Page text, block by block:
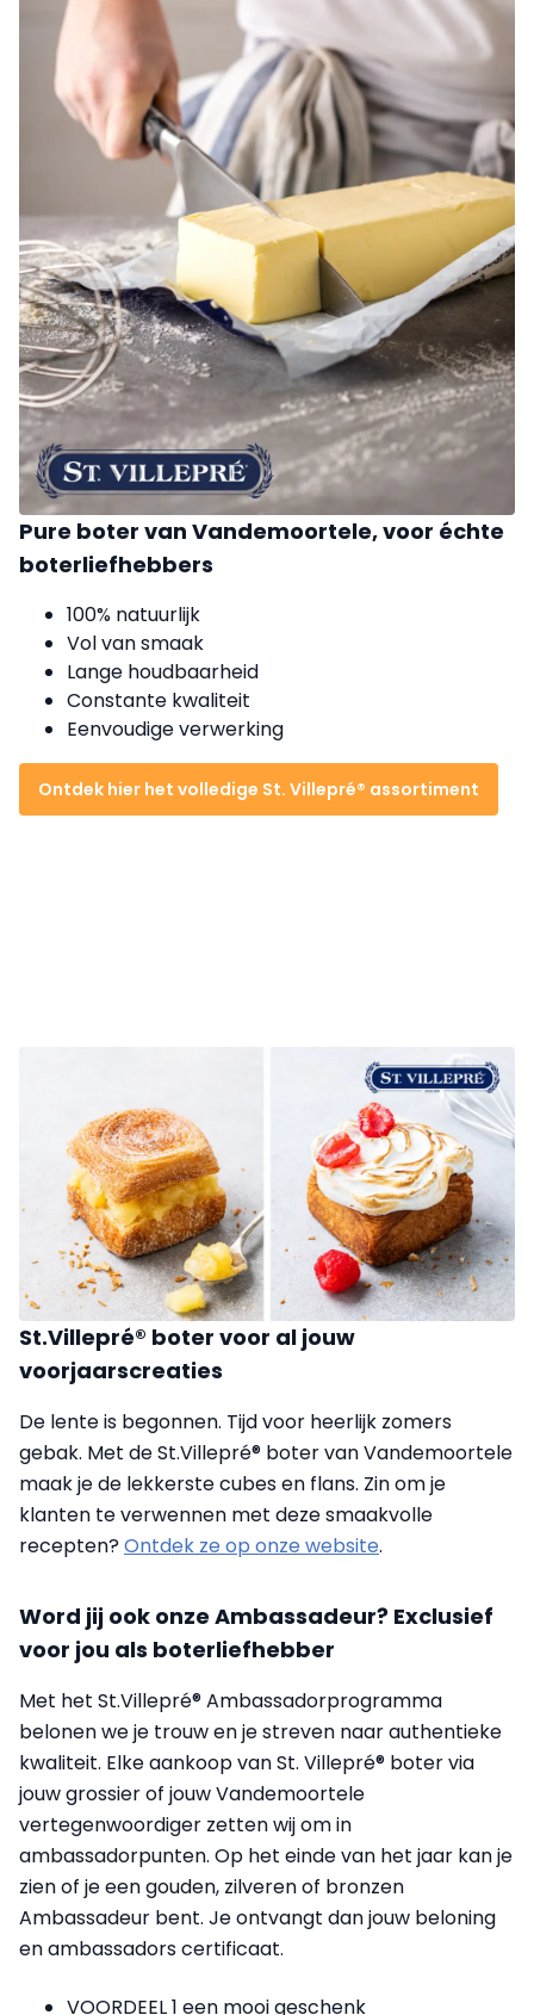
Pure boter van Vandemoortele, voor échte
boterliefhebbers
100% natuurlijk
Vol van smaak
Lange houdbaarheid
Constante kwaliteit
Eenvoudige verwerking
Ontdek hier het volledige St. Villepré® assortiment
St.Villepré® boter voor al jouw
voorjaarscreaties
De lente is begonnen. Tijd voor heerlijk zomers
gebak. Met de St.Villepré® boter van Vandemoortele
maak je de lekkerste cubes en flans. Zin om je
klanten te verwennen met deze smaakvolle
recepten?Ontdek ze op onze website.
Word jij ook onze Ambassadeur? Exclusief
voor jou als boterliefhebber
Met het St.Villepré® Ambassadorprogramma
belonen we je trouw en je streven naar authentieke
kwaliteit. Elke aankoop van St. Villepré® boter via
jouw grossier of jouw Vandemoortele
vertegenwoordiger zetten wij om in
ambassadorpunten. Op het einde van het jaar kan je
zien of je een gouden, zilveren of bronzen
Ambassadeur bent. Je ontvangt dan jouw beloning
en ambassadors certificaat.
VOORDEEL 1 een mooi geschenk